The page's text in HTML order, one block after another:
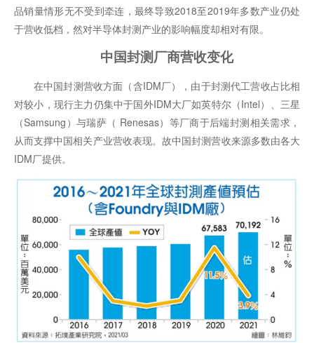
品销量情形无不受到牵连，最终导致2018至2019年多数产业仍处
于营收低档，然对半导体封测产业的影响幅度却相对有限。
中国封测厂商营收变化
在中国封测营收方面（含IDM厂），由于封测代工营收占比相
对较小，现行主力仍集中于国外IDM大厂如英特尔（Intel）、三星
（Samsung）与瑞萨（ Renesas）等厂商于后端封测相关需求，
从而支撑中国相关产业营收表现。故中国封测营收来源多数由各大
IDM厂提供。